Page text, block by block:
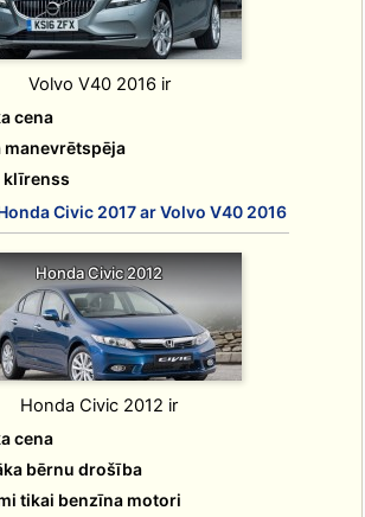
Volvo V40 2016 ir
cena
manevrētspēja
klīrenss
Civic 2017 ar Volvo V40 2016
Honda Civic 2012
Honda Civic 2012 ir
cena
bērnu drošība
tikai benzīna motori